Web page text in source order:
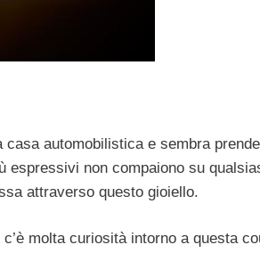
automobilistica e sembra
espressivi non compaiono su
attraverso questo gioiello.
molta curiosità intorno a questa